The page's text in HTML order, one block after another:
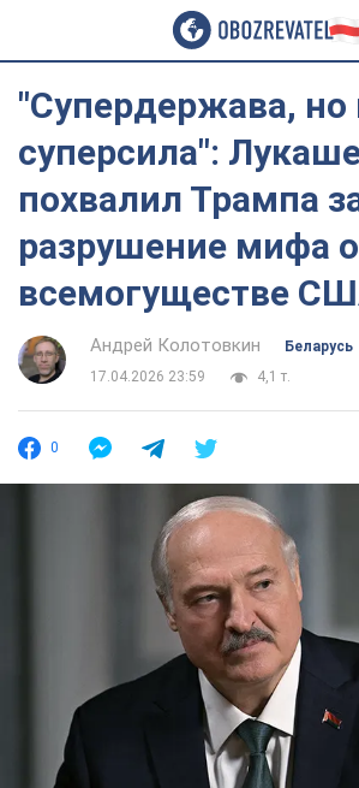
"Супердержава, но
суперсила":
похвалил Трампа
разрушение мифа о
всемогуществе
Андрей Колотовкин
Беларусь
17.04.2026 23:59
4,1 т.
0